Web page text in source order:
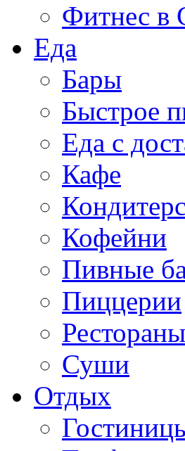
Фитнес в
Еда
Бары
Быстрое
Еда с
Кафе
Кофейни
Пивные
Пиццерии
Рестораны
Суши
Отдых